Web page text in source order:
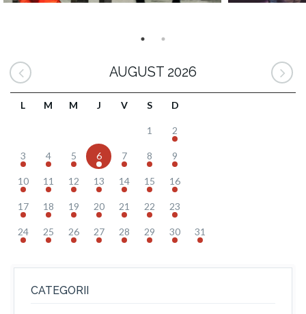
AUGUST 2026
L M M J V S D
1 2
3 4 5 6 7 8 9
10 11 12 13 14 15 16
17 18 19 20 21 22 23
24 25 26 27 28 29 30 31
CATEGORII